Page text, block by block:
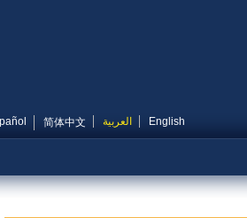
English العربية 简体中文
Español